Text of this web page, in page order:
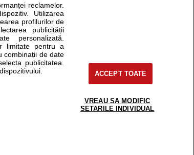
pot substitui consultul medical direct si
Dvs., fie unul dintre medicii pe care
support@sfatulmedicului.ro
0374 109 268
reclamelor.
Utilizarea
profilurilor de
publicității
personalizată.
limitate pentru a
combinații de date
publicitatea.
ACCEPT TOATE
VREAU SA MODIFIC
SETARILE INDIVIDUAL